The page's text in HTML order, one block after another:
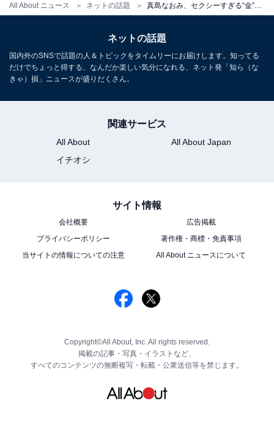
All About ニュース ネットの話題
ネットの話題
国内外のSNSで話題の人＆トピックをタイムリーにお届けします。知ってる
だけでちょっと得する、なんだか楽しい気分になれる、ネット発「知ら（な
きゃ）損」ニュースが盛りだくさん。
関連サービス
All About
All About Japan
イチオシ
サイト情報
会社概要
広告掲載
プライバシーポリシー
著作権・商標・免責事項
当サイトの情報についての注意
All About ニュースについて
Copyright©All About, Inc. All rights reserved.
掲載の記事・写真・イラストなど、
すべてのコンテンツの無断複写・転載・公衆送信等を禁じます。